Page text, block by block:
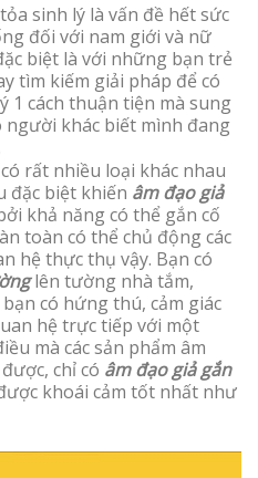
sinh lý là vấn đề hết sức
đối với nam giới và nữ
biệt là với những bạn trẻ
tìm kiếm giải pháp để có
1 cách thuận tiện mà sung
khác biết mình đang
rất nhiều loại khác nhau
biệt khiến âm đạo giả
khả năng có thể gắn cố
toàn có thể chủ động các
hệ thực thụ vậy. Bạn có
lên tường nhà tắm,
có hứng thú, cảm giác
hệ trực tiếp với một
mà các sản phẩm âm
chỉ có âm đạo giả gắn
khoái cảm tốt nhất như